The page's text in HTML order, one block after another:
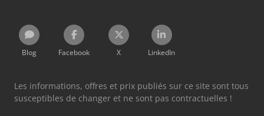
Blog Facebook X LinkedIn
Les informations, offres et prix publiés sur ce site sont tous
susceptibles de changer et ne sont pas contractuelles !